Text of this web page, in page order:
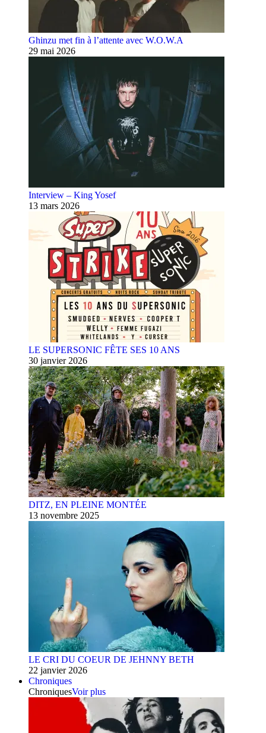
Ghinzu met fin à l’attente avec W.O.W.A
29 mai 2026
Interview – King Yosef
13 mars 2026
LE SUPERSONIC FÊTE SES 10 ANS
30 janvier 2026
DITZ, EN PLEINE MONTÉE
13 novembre 2025
LE CRI DU COEUR DE JEHNNY BETH
22 janvier 2026
Chroniques
ChroniquesVoir plus